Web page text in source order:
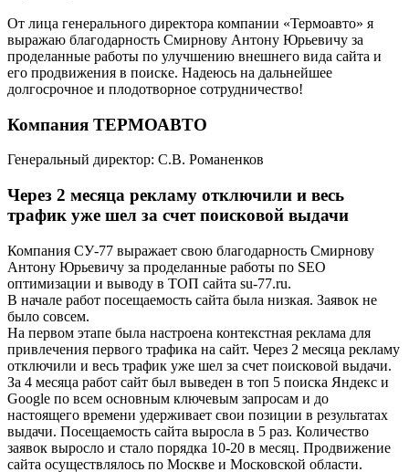
От лица генерального директора компании «Термоавто» я
выражаю благодарность Смирнову Антону Юрьевичу за
проделанные работы по улучшению внешнего вида сайта и
его продвижения в поиске. Надеюсь на дальнейшее
долгосрочное и плодотворное сотрудничество!
Компания ТЕРМОАВТО
Генеральный директор: С.В. Романенков
Через 2 месяца рекламу отключили и весь
трафик уже шел за счет поисковой выдачи
Компания СУ-77 выражает свою благодарность Смирнову
Антону Юрьевичу за проделанные работы по SEO
оптимизации и выводу в ТОП сайта su-77.ru.
В начале работ посещаемость сайта была низкая. Заявок не
было совсем.
На первом этапе была настроена контекстная реклама для
привлечения первого трафика на сайт. Через 2 месяца рекламу
отключили и весь трафик уже шел за счет поисковой выдачи.
За 4 месяца работ сайт был выведен в топ 5 поиска Яндекс и
Google по всем основным ключевым запросам и до
настоящего времени удерживает свои позиции в результатах
выдачи. Посещаемость сайта выросла в 5 раз. Количество
заявок выросло и стало порядка 10-20 в месяц. Продвижение
сайта осуществлялось по Москве и Московской области.